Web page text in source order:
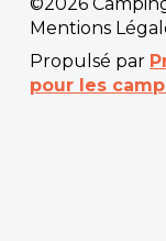
Mentions
Propulsé par
pour les